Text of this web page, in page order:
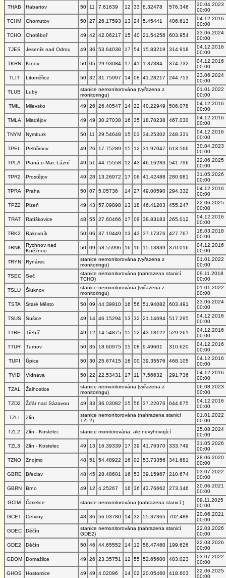
THAB
Habartov 50 11 7.61639 12 33 8.32478 576.346
30.04.2023
00:00
TCHM
Chomutov 50 27 26.17593 13 24 5.45441 406.613
04.12.2016
00:00
TCHO
Chotěboř 49 42 42.06217 15 40 21.54256 603.954
23.06.2024
00:00
TJES
Jeseník nad Odrou 49 36 53.64038 17 54 15.83219 314.918
04.12.2016
00:00
TKRN
Krnov 50 05 29.93084 17 41 1.37384 374.732
04.12.2016
00:00
TLIT
Litoměřice 50 32 31.75997 14 08 41.28217 244.753
23.06.2024
00:00
TLUB
Luby
stanice nemonitorována (vyřazena z
monitoringu)
01.01.2022
00:00
TMIL
Milevsko 49 26 26.40547 14 22 40.22949 506.078
04.12.2016
00:00
TMLA
Mladějov 49 49 30.27038 16 35 18.70238 467.030
04.12.2016
00:00
TNYM
Nymburk 50 11 29.54648 15 03 34.25302 248.331
04.12.2016
00:00
TPEL
Pelhřimov 49 26 17.75289 15 12 31.97047 613.566
30.04.2023
00:00
TPLA
Planá u Mar. Lázní 49 51 44.75558 12 43 46.16283 541.796
22.06.2025
00:00
TPR2
Prostějov 49 28 13.26972 17 06 41.42488 280.981
31.05.2026
00:00
TPRA
Praha 50 07 5.05736 14 27 49.00590 294.332
04.12.2016
00:00
TPZ2
Plzeň 49 43 57.09898 13 18 46.41203 455.247
22.06.2025
00:00
TRAT
Ratíškovice 48 55 27.60466 17 09 38.83183 265.012
04.12.2016
00:00
TRK2
Rakovník 50 06 37.19449 13 43 37.17376 427.767
18.03.2018
00:00
TRNK
Rychnov nad
Kněžnou
50 09 58.55996 16 16 15.13839 370.016
04.12.2016
00:00
TRYN
Rynárec
stanice nemonitorována (vyřazena z
monitoringu)
01.01.2022
00:00
TSEC
Seč
stanice nemonitorována (nahrazena stanicí
TCHO)
09.11.2018
00:00
TSLU
Šluknov
stanice nemonitorována (vyřazena z
monitoringu)
01.01.2022
00:00
TSTA
Staré Město 50 09 44.39910 16 56 51.94082 603.491
23.06.2024
00:00
TSUS
Sušice 49 14 46.15294 13 32 21.14694 517.295
04.12.2016
00:00
TTRE
Třebíč 49 12 14.54875 15 52 43.18122 529.261
04.12.2016
00:00
TTUR
Turnov 50 35 18.60975 15 08 9.49601 310.620
04.12.2016
00:00
TUPI
Úpice 50 30 25.67415 16 00 39.35576 468.105
04.12.2016
00:00
TVID
Vidnava 50 22 22.53431 17 11 7.56632 291.736
04.12.2016
00:00
TZAL
Žalhostice
stanice nemonitorována (vyřazena z
monitoringu)
06.08.2023
00:00
TZD2
Žďár nad Sázavou 49 33 36.03082 15 56 37.22076 644.675
04.12.2016
00:00
TZLI
Zlín
stanice nemonitorována (nahrazena stanicí
TZL2)
01.01.2022
00:00
TZL2
Zlín - Kostelec stanice monitorována, ale nevyhovující
25.08.2024
00:00
TZL3
Zlín - Kostelec 49 13 16.39339 17 39 41.76370 333.749
31.05.2026
00:00
TZNO
Znojmo 48 51 54.48922 16 02 53.73356 341.681
28.06.2020
00:00
GBRE
Břeclav 48 45 28.48601 16 53 39.15967 210.674
03.07.2022
00:00
GBRN
Brno 49 12 4.25267 16 36 43.76662 273.346
20.06.2021
00:00
GCIM
Čimelice stanice nemonitorována (nahrazena stanicí )
09.11.2025
00:00
GCET
Cetviny 48 36 56.03780 14 32 55.37365 702.488
20.06.2021
00:00
GDEC
Děčín
stanice nemonitorována (nahrazena stanicí
GDE2)
22.03.2026
00:00
GDE2
Děčín 50 46 44.65552 14 12 58.47460 199.626
22.03.2026
00:00
GDOM
Domažlice 49 26 23.35751 12 55 52.65600 483.023
03.07.2022
00:00
GHOS
Hostomice 49 49 4.02096 14 02 20.05460 418.603
22.06.2025
00:00